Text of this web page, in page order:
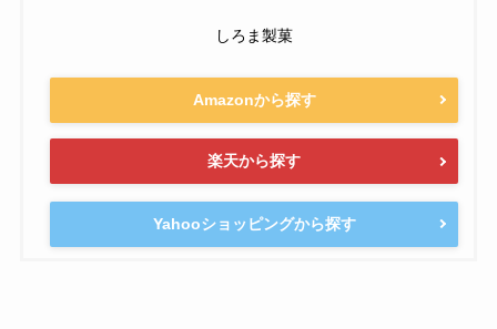
しろま製菓
Amazonから探す
楽天から探す
Yahooショッピングから探す